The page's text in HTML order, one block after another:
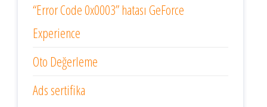
“Error Code 0x0003” hatası GeForce
Experience
Oto Değerleme
Ads sertifika